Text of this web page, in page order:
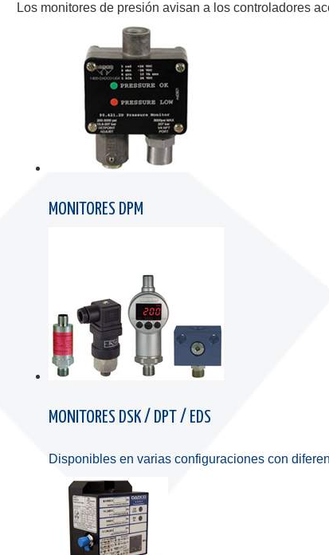
Los monitores de presión avisan a los controladores
MONITORES DPM
MONITORES DSK / DPT / EDS
Disponibles en varias configuraciones con